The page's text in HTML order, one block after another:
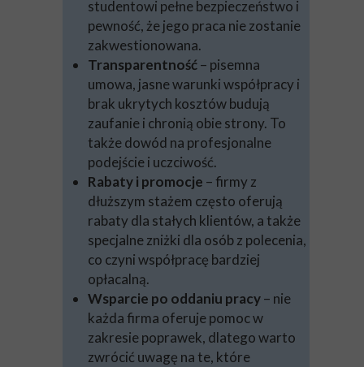
studentowi pełne bezpieczeństwo i
pewność, że jego praca nie zostanie
zakwestionowana.
Transparentność– pisemna
umowa, jasne warunki współpracy i
brak ukrytych kosztów budują
zaufanie i chronią obie strony. To
także dowód na profesjonalne
podejście i uczciwość.
Rabaty i promocje – firmy z
dłuższym stażem często oferują
rabaty dla stałych klientów, a także
specjalne zniżki dla osób z polecenia,
co czyni współpracę bardziej
opłacalną.
Wsparcie po oddaniu pracy– nie
każda firma oferuje pomoc w
zakresie poprawek, dlatego warto
zwrócić uwagę na te, które